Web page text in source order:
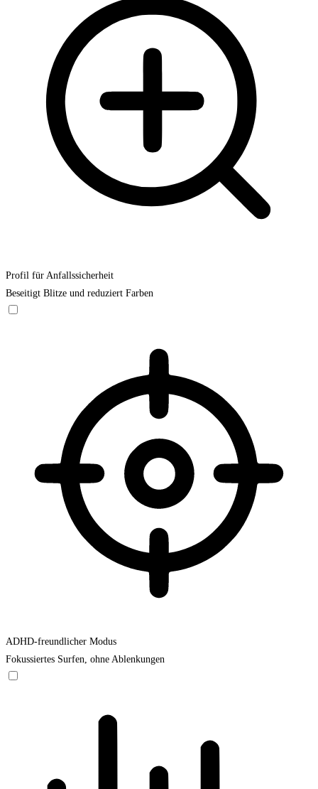
Profil für Anfallssicherheit
Beseitigt Blitze und reduziert Farben
ADHD-freundlicher Modus
Fokussiertes Surfen, ohne Ablenkungen